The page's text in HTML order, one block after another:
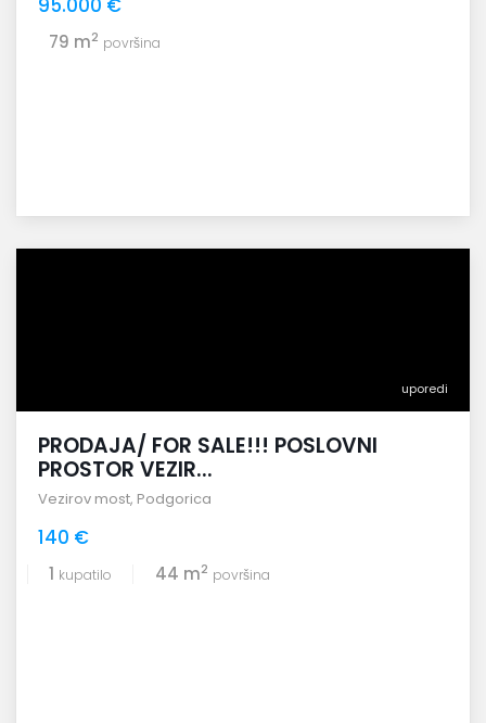
95.000 €
79 m2 površina
uporedi
PRODAJA/ FOR SALE!!! POSLOVNI
PROSTOR VEZIR...
Vezirov most, Podgorica
140 €
1 kupatilo 44 m2 površina